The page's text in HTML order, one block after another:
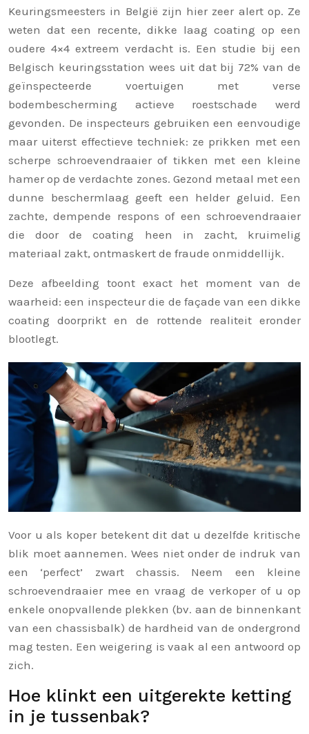
Keuringsmeesters in België zijn hier zeer alert op. Ze
weten dat een recente, dikke laag coating op een
oudere 4×4 extreem verdacht is. Een studie bij een
Belgisch keuringsstation wees uit dat bij 72% van de
geïnspecteerde voertuigen met verse
bodembescherming actieve roestschade werd
gevonden. De inspecteurs gebruiken een eenvoudige
maar uiterst effectieve techniek: ze prikken met een
scherpe schroevendraaier of tikken met een kleine
hamer op de verdachte zones. Gezond metaal met een
dunne beschermlaag geeft een helder geluid. Een
zachte, dempende respons of een schroevendraaier
die door de coating heen in zacht, kruimelig
materiaal zakt, ontmaskert de fraude onmiddellijk.
Deze afbeelding toont exact het moment van de
waarheid: een inspecteur die de façade van een dikke
coating doorprikt en de rottende realiteit eronder
blootlegt.
Voor u als koper betekent dit dat u dezelfde kritische
blik moet aannemen. Wees niet onder de indruk van
een ‘perfect’ zwart chassis. Neem een kleine
schroevendraaier mee en vraag de verkoper of u op
enkele onopvallende plekken (bv. aan de binnenkant
van een chassisbalk) de hardheid van de ondergrond
mag testen. Een weigering is vaak al een antwoord op
zich.
Hoe klinkt een uitgerekte ketting
in je tussenbak?